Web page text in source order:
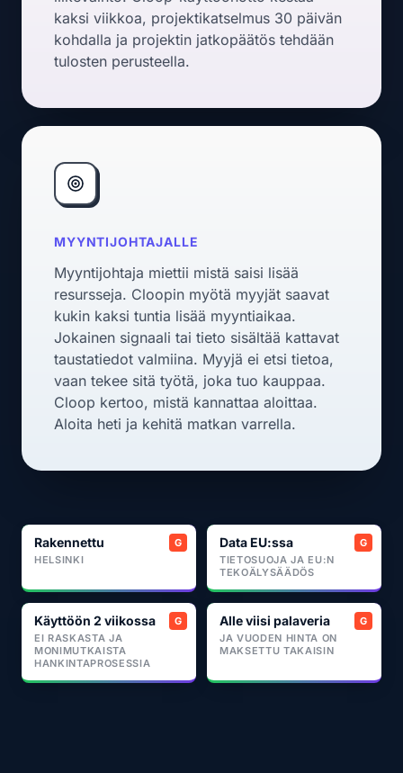
kaksi viikkoa, projektikatselmus 30 päivän
kohdalla ja projektin jatkopäätös tehdään
tulosten perusteella.
MYYNTIJOHTAJALLE
Myyntijohtaja miettii mistä saisi lisää
resursseja. Cloopin myötä myyjät saavat
kukin kaksi tuntia lisää myyntiaikaa.
Jokainen signaali tai tieto sisältää kattavat
taustatiedot valmiina. Myyjä ei etsi tietoa,
vaan tekee sitä työtä, joka tuo kauppaa.
Cloop kertoo, mistä kannattaa aloittaa.
Aloita heti ja kehitä matkan varrella.
Rakennettu
HELSINKI
Data EU:ssa
TIETOSUOJA JA EU:N
TEKOÄLYSÄÄDÖS
Käyttöön 2 viikossa
EI RASKASTA JA
MONIMUTKAISTA
HANKINTAPROSESSIA
Alle viisi palaveria
JA VUODEN HINTA ON
MAKSETTU TAKAISIN